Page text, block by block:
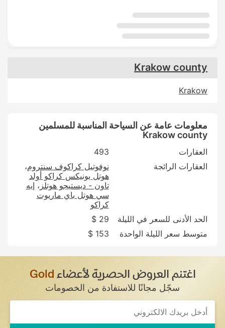
Krakow county
Krakow
معلومات عامة عن السياحة المناسبة للمسلمين
Krakow county
العقارات
493
العقارات الرائجة
نوفوتيل كراكوف سنتروم
هوتل يونيكس كراكو أولد
تاون - ديستيجو هوتلز
إيه
سي هوتل باي ماريوت
كراكو
الحد الأدنى للسعر في الليلة
29 $
متوسط سعر الليلة الواحدة
153 $
اغتنم العروض الحصرية لأعضاءGold
سجّل مجانًا للاستفادة من الخصومات
If
you